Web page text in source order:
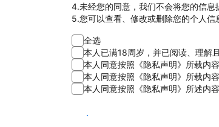
4.未经您的同意，我们不会将您的信息
5.您可以查看、修改或删除您的个人信
全选
本人已满18周岁，并已阅读、理解
本人同意按照《隐私声明》所载内
本人同意按照《隐私声明》所载内
本人同意按照《隐私声明》所述内
同意